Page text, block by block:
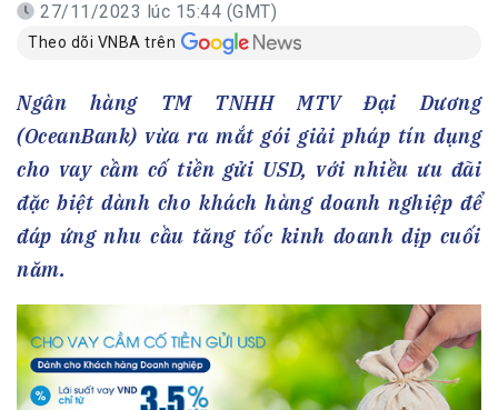
27/11/2023 lúc 15:44 (GMT)
Theo dõi VNBA trên
Ngân hàng TM TNHH MTV Đại Dương
(OceanBank) vừa ra mắt gói giải pháp tín dụng
cho vay cầm cố tiền gửi USD, với nhiều ưu đãi
đặc biệt dành cho khách hàng doanh nghiệp để
đáp ứng nhu cầu tăng tốc kinh doanh dịp cuối
năm.